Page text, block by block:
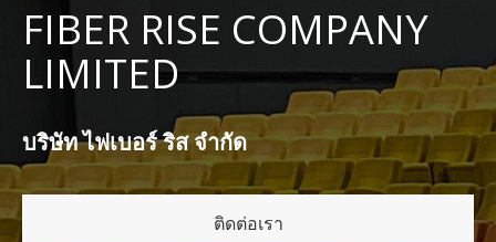
FIBER RISE COMPANY
LIMITED
บริษัท ไฟเบอร์ ริส จำกัด
ติดต่อเรา